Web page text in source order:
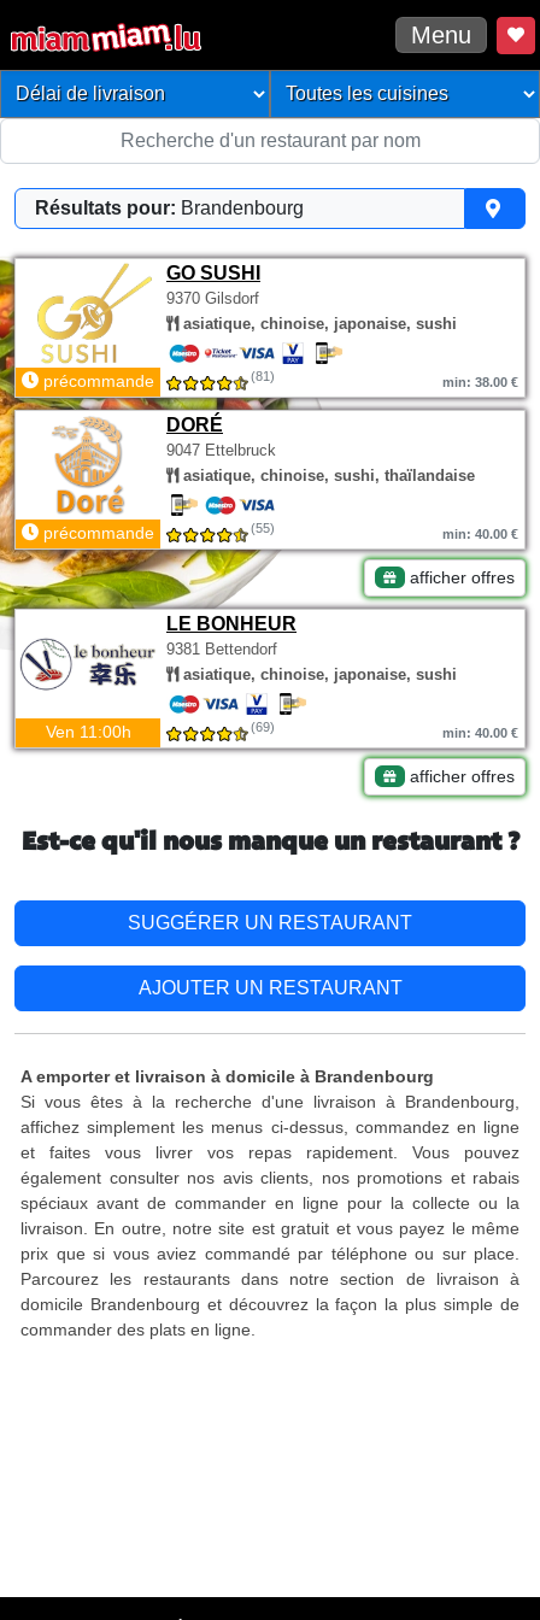
Menu
Résultats pour: Brandenbourg
GO SUSHI
9370 Gilsdorf
asiatique, chinoise, japonaise, sushi
précommande (81) min: 38.00 €
DORÉ
9047 Ettelbruck
asiatique, chinoise, sushi, thaïlandaise
précommande (55) min: 40.00 €
afficher offres
LE BONHEUR
9381 Bettendorf
asiatique, chinoise, japonaise, sushi
Ven 11:00h (69) min: 40.00 €
afficher offres
Est-ce qu'il nous manque un restaurant ?
SUGGÉRER UN RESTAURANT
AJOUTER UN RESTAURANT
A emporter et livraison à domicile à Brandenbourg
Si vous êtes à la recherche d'une livraison à Brandenbourg,
affichez simplement les menus ci-dessus, commandez en ligne
et faites vous livrer vos repas rapidement. Vous pouvez
également consulter nos avis clients, nos promotions et rabais
spéciaux avant de commander en ligne pour la collecte ou la
livraison. En outre, notre site est gratuit et vous payez le même
prix que si vous aviez commandé par téléphone ou sur place.
Parcourez les restaurants dans notre section de livraison à
domicile Brandenbourg et découvrez la façon la plus simple de
commander des plats en ligne.